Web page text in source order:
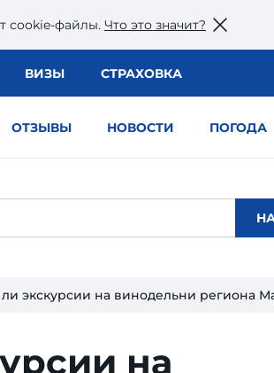
сookie-файлы. Что это значит?
ВИЗЫ СТРАХОВКА
ОТЗЫВЫ НОВОСТИ ПОГОДА
экскурсии на винодельни региона
на